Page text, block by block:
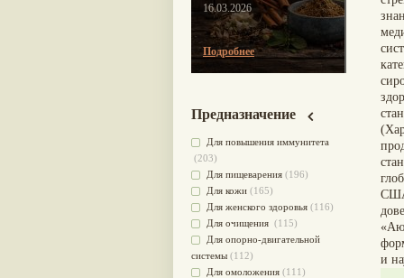
и
16.03.2026
Подробнее
Предназначение
Для повышения иммунитета
(203)
Для пищеварения (196)
Для кожи (165)
Для женского здоровья (116)
Для очищения (115)
Для опорно-двигательной
системы (112)
Для омоложения (111)